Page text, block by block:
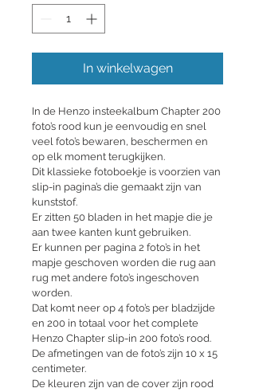
In winkelwagen
In de Henzo insteekalbum Chapter 200
foto’s rood kun je eenvoudig en snel
veel foto’s bewaren, beschermen en
op elk moment terugkijken.
Dit klassieke fotoboekje is voorzien van
slip-in pagina’s die gemaakt zijn van
kunststof.
Er zitten 50 bladen in het mapje die je
aan twee kanten kunt gebruiken.
Er kunnen per pagina 2 foto’s in het
mapje geschoven worden die rug aan
rug met andere foto’s ingeschoven
worden.
Dat komt neer op 4 foto’s per bladzijde
en 200 in totaal voor het complete
Henzo Chapter slip-in 200 foto’s rood.
De afmetingen van de foto’s zijn 10 x 15
centimeter.
De kleuren zijn van de cover zijn rood